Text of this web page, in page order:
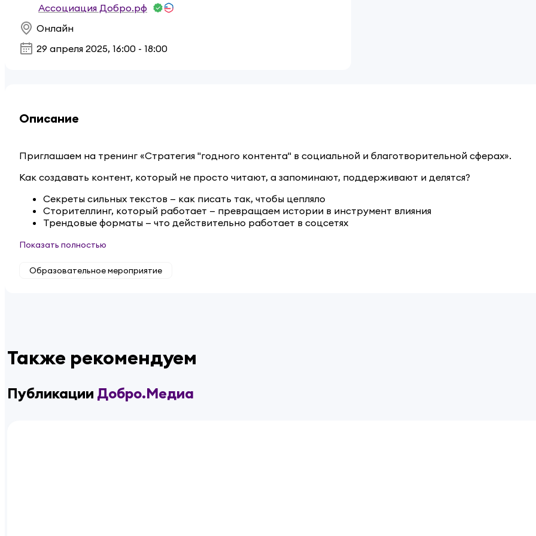
Ассоциация Добро.рф
Онлайн
29 апреля 2025, 16:00 - 18:00
Описание
Приглашаем на тренинг «Стратегия "годного контента" в социальной и благотворительной сферах».
Как создавать контент, который не просто читают, а запоминают, поддерживают и делятся?
Секреты сильных текстов — как писать так, чтобы цепляло
Сторителлинг, который работает — превращаем истории в инструмент влияния
Трендовые форматы — что действительно работает в соцсетях
Показать полностью
Образовательное мероприятие
Также рекомендуем
Публикации Добро.Медиа